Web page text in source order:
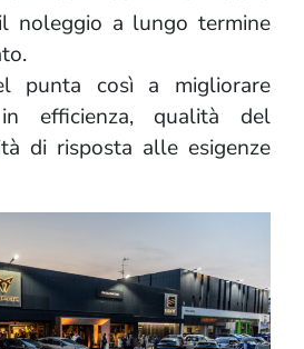
noleggio a lungo termine
punta così a migliorare
in efficienza, qualità del
di risposta alle esigenze